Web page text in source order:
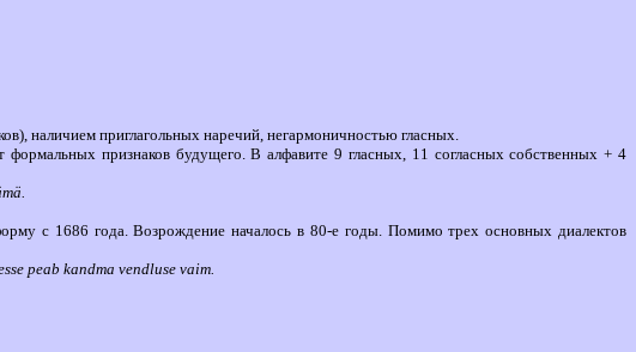
наличием приглагольных наречий, негармоничностью гласных.
признаков будущего. В алфавите 9 гласных, 11 согласных собственных + 4
с 1686 года. Возрождение началось в 80-е годы. Помимо трех основных диалектов
peab kandma vendluse vaim.